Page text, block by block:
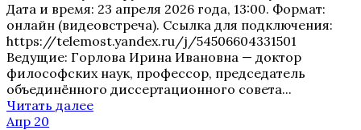
Дата и время: 23 апреля 2026 года, 13:00. Формат:
онлайн (видеовстреча). Ссылка для подключения:
https://telemost.yandex.ru/j/54506604331501
Ведущие: Горлова Ирина Ивановна — доктор
философских наук, профессор, председатель
объединённого диссертационного совета...
Читать далее
Апр 20